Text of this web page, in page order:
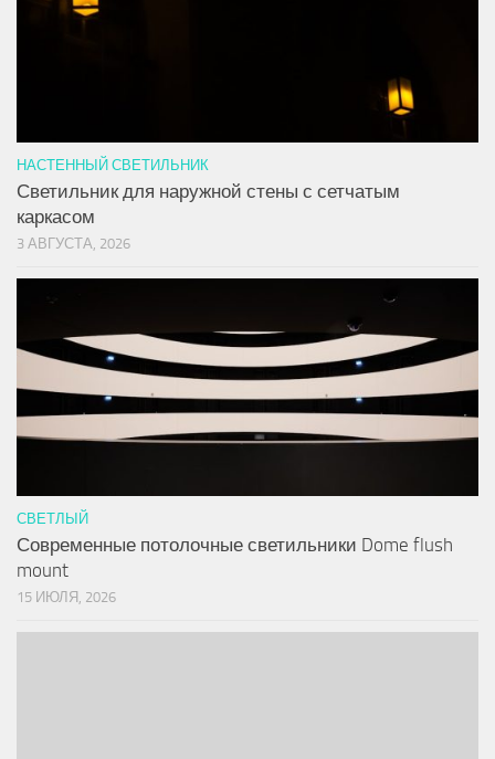
НАСТЕННЫЙ СВЕТИЛЬНИК
Светильник для наружной стены с сетчатым
каркасом
3 АВГУСТА, 2026
СВЕТЛЫЙ
Современные потолочные светильники Dome flush
mount
15 ИЮЛЯ, 2026